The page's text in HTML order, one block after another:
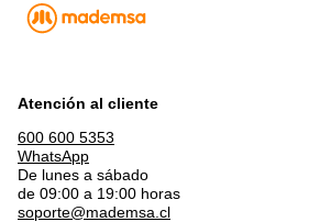
Atención al cliente
600 600 5353
WhatsApp
De lunes a sábado
de 09:00 a 19:00 horas
soporte@mademsa.cl